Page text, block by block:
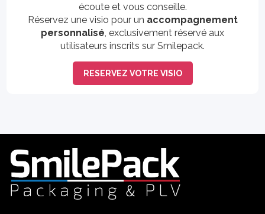
écoute et vous conseille.
Réservez une visio pour un accompagnement
personnalisé, exclusivement réservé aux
utilisateurs inscrits sur Smilepack.
RESERVEZ VOTRE VISIO